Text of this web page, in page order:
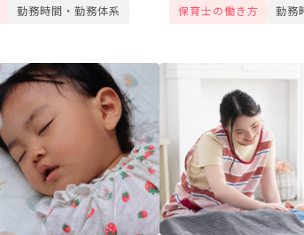
勤務時間・勤務体系
ています。「...
保育士の働き方 勤務